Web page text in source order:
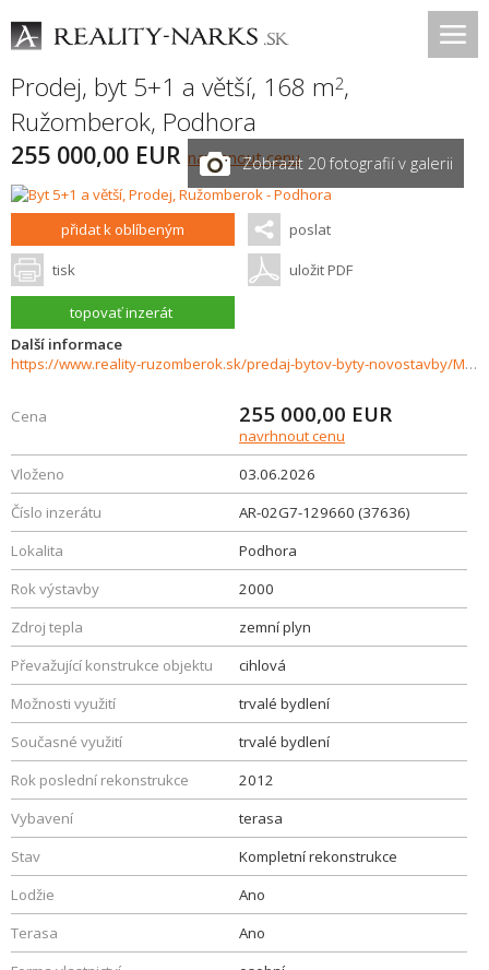
Prodej, byt 5+1 a větší, 168 m2,
Ružomberok, Podhora
255 000,00 EUR navrhnout cenuZobrazit 20 fotografií v galerii
přidat k oblíbeným poslat
tisk uložit PDF
topovať inzerát
Další informace
https://www.reality-ruzomberok.sk/predaj-bytov-byty-novostavby/Mezonetovy-5-izbovy-byt-na-predaj--ul.Podhora-37636/?utm_source=areality&utm_medium=xml&utm_term=37636&utm_content=byt&utm_campaign=portaly
Cena 255 000,00 EUR
navrhnout cenu
Vloženo
03.06.2026
Číslo inzerátu
AR-02G7-129660 (37636)
Lokalita
Podhora
Rok výstavby
2000
Zdroj tepla
zemní plyn
Převažující konstrukce objektu
cihlová
Možnosti využití
trvalé bydlení
Současné využití
trvalé bydlení
Rok poslední rekonstrukce
2012
Vybavení
terasa
Stav
Kompletní rekonstrukce
Lodžie
Ano
Terasa
Ano